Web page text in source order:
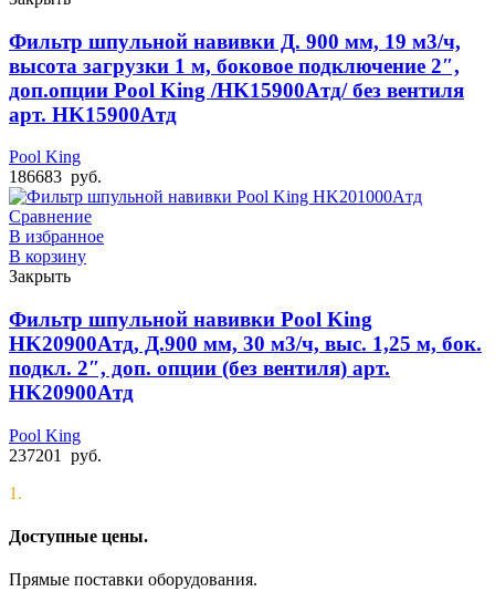
Фильтр шпульной навивки Д. 900 мм, 19 м3/ч,
высота загрузки 1 м, боковое подключение 2″,
доп.опции Pool King /HK15900Aтд/ без вентиля
арт. HK15900Aтд
Pool King
186683 руб.
Сравнение
В избранное
В корзину
Закрыть
Фильтр шпульной навивки Pool King
HK20900Aтд, Д.900 мм, 30 м3/ч, выс. 1,25 м, бок.
подкл. 2″, доп. опции (без вентиля) арт.
HK20900Aтд
Pool King
237201
руб.
1.
Доступные цены.
Прямые поставки оборудования.